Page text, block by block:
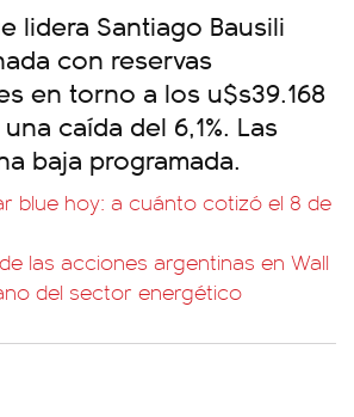
lidera Santiago Bausili
con reservas
en torno a los u$s39.168
caída del 6,1%. Las
baja programada.
blue hoy: a cuánto cotizó el 8 de
las acciones argentinas en Wall
del sector energético